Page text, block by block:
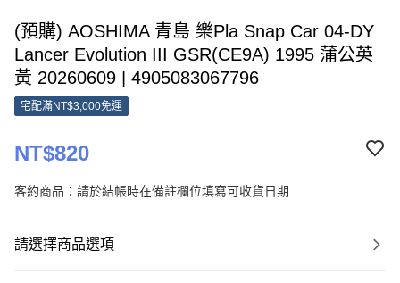
(預購) AOSHIMA 青島 樂Pla Snap Car 04-DY
Lancer Evolution III GSR(CE9A) 1995 蒲公英
黃 20260609 | 4905083067796
宅配滿NT$3,000免運
NT$820
客約商品：請於結帳時在備註欄位填寫可收貨日期
請選擇商品選項